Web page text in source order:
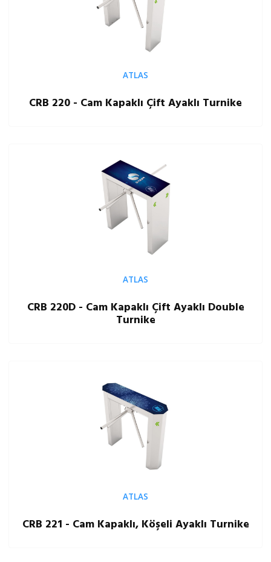
ATLAS
CRB 220 - Cam Kapaklı Çift Ayaklı Turnike
ATLAS
CRB 220D - Cam Kapaklı Çift Ayaklı Double
Turnike
ATLAS
CRB 221 - Cam Kapaklı, Köşeli Ayaklı Turnike